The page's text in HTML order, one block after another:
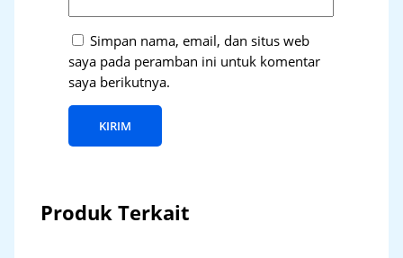
Simpan nama, email, dan situs web
saya pada peramban ini untuk komentar
saya berikutnya.
Produk Terkait